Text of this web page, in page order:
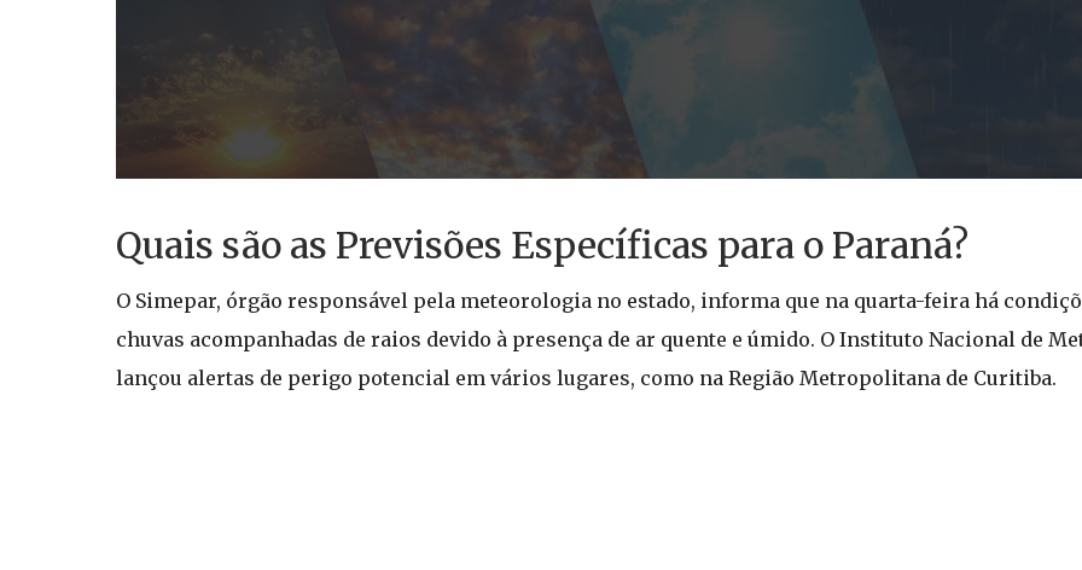
Quais são as Previsões Específicas para o Paraná?
O Simepar, órgão responsável pela meteorologia no estado, informa que na quarta-feira há
chuvas acompanhadas de raios devido à presença de ar quente e úmido. O Instituto Nacional de
lançou alertas de perigo potencial em vários lugares, como na Região Metropolitana de Curitiba.